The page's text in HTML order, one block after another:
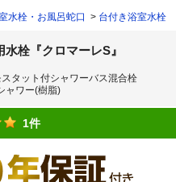
水栓・お風呂蛇口 台付き浴室水栓
栓『クロマーレS』
タット付シャワーバス混合栓
ャワー(樹脂)
1件